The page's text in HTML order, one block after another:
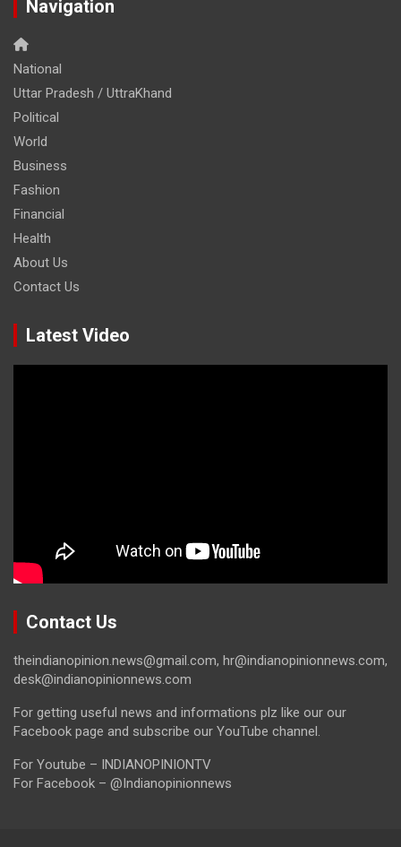
Navigation
National
Uttar Pradesh / UttraKhand
Political
World
Business
Fashion
Financial
Health
About Us
Contact Us
Latest Video
Contact Us
theindianopinion.news@gmail.com, hr@indianopinionnews.com,
desk@indianopinionnews.com
For getting useful news and informations plz like our our
Facebook page and subscribe our YouTube channel.
For Youtube – INDIANOPINIONTV
For Facebook – @Indianopinionnews